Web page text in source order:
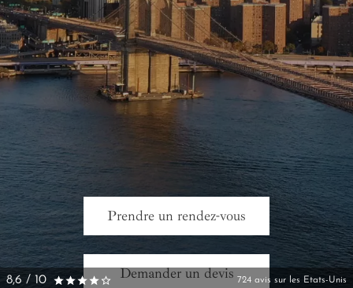
Prendre un rendez-vous
Demander un devis
8,6 / 10 724 avis sur les Etats-Unis